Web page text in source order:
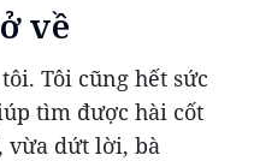
về
Tôi cũng hết sức
tìm được hài cốt
vừa dứt lời, bà